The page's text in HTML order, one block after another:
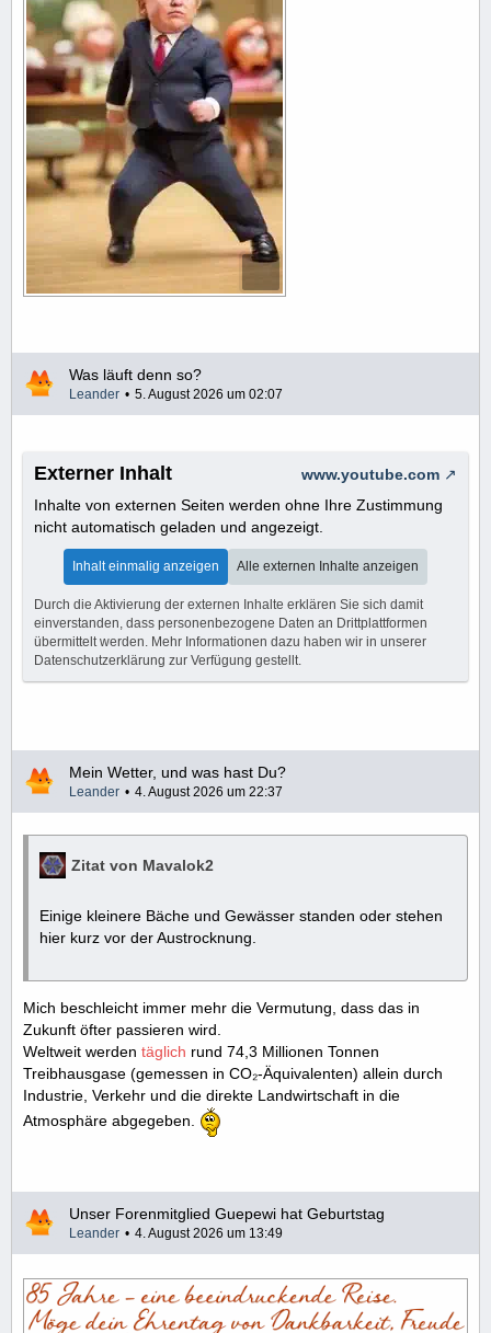
Was läuft denn so?
Leander 5. August 2026 um 02:07
Externer Inhalt
www.youtube.com
Inhalte von externen Seiten werden ohne Ihre Zustimmung
nicht automatisch geladen und angezeigt.
Inhalt einmalig anzeigen Alle externen Inhalte anzeigen
Durch die Aktivierung der externen Inhalte erklären Sie sich damit
einverstanden, dass personenbezogene Daten an Drittplattformen
übermittelt werden. Mehr Informationen dazu haben wir in unserer
Datenschutzerklärung zur Verfügung gestellt.
Mein Wetter, und was hast Du?
Leander 4. August 2026 um 22:37
Zitat von Mavalok2
Einige kleinere Bäche und Gewässer standen oder stehen
hier kurz vor der Austrocknung.
Mich beschleicht immer mehr die Vermutung, dass das in
Zukunft öfter passieren wird.
Weltweit werden täglich rund 74,3 Millionen Tonnen
Treibhausgase (gemessen in CO₂-Äquivalenten) allein durch
Industrie, Verkehr und die direkte Landwirtschaft in die
Atmosphäre abgegeben.
Unser Forenmitglied Guepewi hat Geburtstag
Leander 4. August 2026 um 13:49